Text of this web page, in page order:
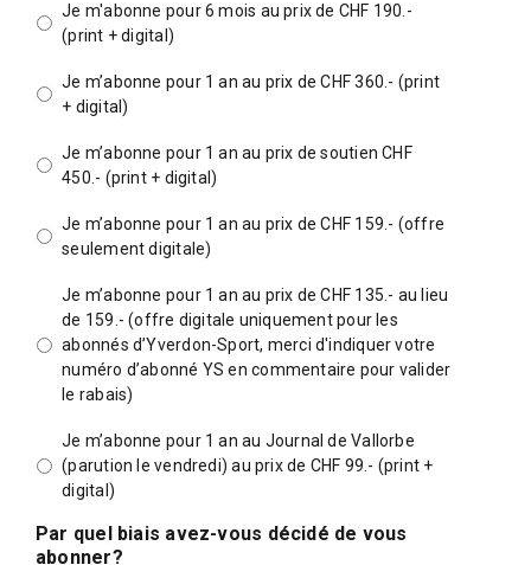
Je m'abonne pour 6 mois au prix de CHF 190.-
(print + digital)
Je m’abonne pour 1 an au prix de CHF 360.- (print
+ digital)
Je m’abonne pour 1 an au prix de soutien CHF
450.- (print + digital)
Je m’abonne pour 1 an au prix de CHF 159.- (offre
seulement digitale)
Je m’abonne pour 1 an au prix de CHF 135.- au lieu
de 159.- (offre digitale uniquement pour les
abonnés d’Yverdon-Sport, merci d'indiquer votre
numéro d’abonné YS en commentaire pour valider
le rabais)
Je m’abonne pour 1 an au Journal de Vallorbe
(parution le vendredi) au prix de CHF 99.- (print +
digital)
Par quel biais avez-vous décidé de vous
abonner?